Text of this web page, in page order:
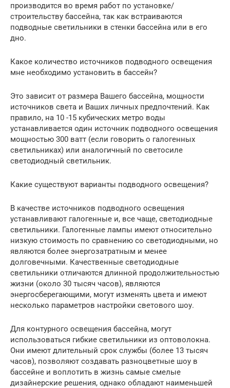
производится во время работ по установке/
строительству бассейна, так как встраиваются
подводные светильники в стенки бассейна или в его
дно.
Какое количество источников подводного освещения
мне необходимо установить в бассейн?
Это зависит от размера Вашего бассейна, мощности
источников света и Ваших личных предпочтений. Как
правило, на 10 -15 кубических метро воды
устанавливается один источник подводного освещения
мощностью 300 ватт (если говорить о галогенных
светильниках) или аналогичный по светосиле
светодиодный светильник.
Какие существуют варианты подводного освещения?
В качестве источников подводного освещения
устанавливают галогенные и, все чаще, светодиодные
светильники. Галогенные лампы имеют относительно
низкую стоимость по сравнению со светодиодными, но
являются более энергозатратным и менее
долговечными. Качественные светодиодные
светильники отличаются длинной продолжительностью
жизни (около 30 тысяч часов), являются
энергосберегающими, могут изменять цвета и имеют
несколько параметров настройки светового шоу.
Для контурного освещения бассейна, могут
использоваться гибкие светильники из оптоволокна.
Они имеют длительный срок службы (более 13 тысяч
часов), позволяют создавать разноцветные шоу в
бассейне и воплотить в жизнь самые смелые
дизайнерские решения, однако обладают наименьшей